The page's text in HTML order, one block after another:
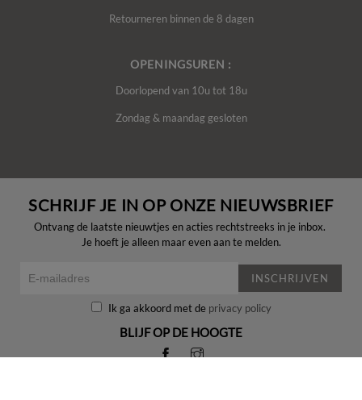
Retourneren binnen de 8 dagen
OPENINGSUREN :
Doorlopend van 10u tot 18u
Zondag & maandag gesloten
SCHRIJF JE IN OP ONZE NIEUWSBRIEF
Ontvang de laatste nieuwtjes en acties rechtstreeks in je inbox.
Je hoeft je alleen maar even aan te melden.
INSCHRIJVEN
Ik ga akkoord met de privacy policy
BLIJF OP DE HOOGTE